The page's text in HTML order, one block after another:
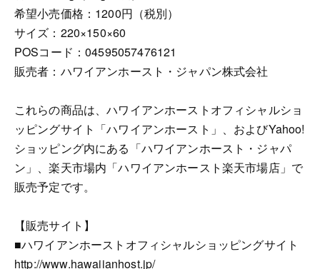
希望小売価格：1200円（税別）
サイズ：220×150×60
POSコード：04595057476121
販売者：ハワイアンホースト・ジャパン株式会社
これらの商品は、ハワイアンホーストオフィシャルショ
ッピングサイト「ハワイアンホースト」、およびYahoo!
ショッピング内にある「ハワイアンホースト・ジャパ
ン」、楽天市場内「ハワイアンホースト楽天市場店」で
販売予定です。
【販売サイト】
■ハワイアンホーストオフィシャルショッピングサイト
http://www.hawaiianhost.jp/